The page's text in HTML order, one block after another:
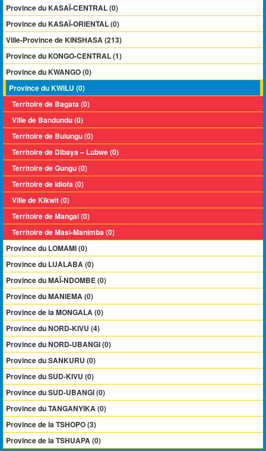
Province du KASAÏ-CENTRAL (0)
Province du KASAÏ-ORIENTAL (0)
Ville-Province de KINSHASA (213)
Province du KONGO-CENTRAL (1)
Province du KWANGO (0)
Province du KWILU (0)
Territoire de Bagata (0)
Ville de Bandundu (0)
Territoire de Bulungu (0)
Territoire de Dibaya – Lubwe (0)
Territoire de Gungu (0)
Territoire de Idiofa (0)
Ville de Kikwit (0)
Territoire de Mangai (0)
Territoire de Masi-Manimba (0)
Province du LOMAMI (0)
Province du LUALABA (0)
Province du MAÏ-NDOMBE (0)
Province du MANIEMA (0)
Province de la MONGALA (0)
Province du NORD-KIVU (4)
Province du NORD-UBANGI (0)
Province du SANKURU (0)
Province du SUD-KIVU (0)
Province du SUD-UBANGI (0)
Province du TANGANYIKA (0)
Province de la TSHOPO (3)
Province de la TSHUAPA (0)